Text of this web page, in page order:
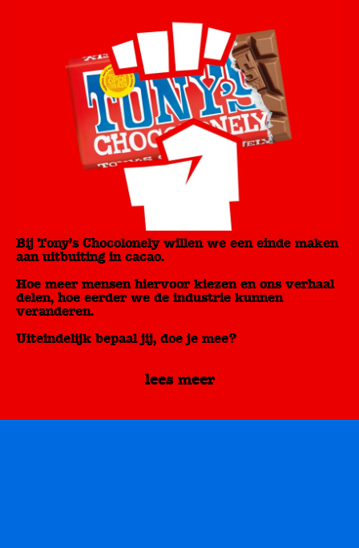
Bij Tony’s Chocolonely willen we een einde maken
aan uitbuiting in cacao.
Hoe meer mensen hiervoor kiezen en ons verhaal
delen, hoe eerder we de industrie kunnen
veranderen.
Uiteindelijk bepaal jij, doe je mee?
lees meer